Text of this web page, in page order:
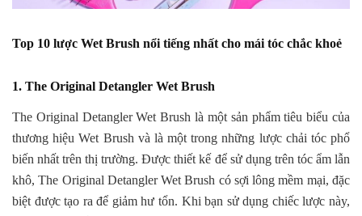
Top 10 lược Wet Brush nổi tiếng nhất cho mái tóc chắc khoẻ
1. The Original Detangler Wet Brush
The Original Detangler Wet Brush là một sản phẩm tiêu biểu của
thương hiệu Wet Brush và là một trong những lược chải tóc phổ
biến nhất trên thị trường. Được thiết kế để sử dụng trên tóc ẩm lẫn
khô, The Original Detangler Wet Brush có sợi lông mềm mại, đặc
biệt được tạo ra để giảm hư tổn. Khi bạn sử dụng chiếc lược này,